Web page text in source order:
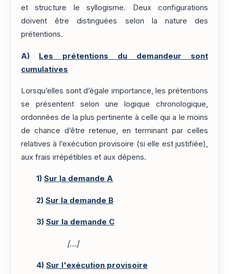
et structure le syllogisme. Deux configurations
doivent être distinguées selon la nature des
prétentions.
A) Les prétentions du demandeur sont
cumulatives
Lorsqu’elles sont d’égale importance, les prétentions
se présentent selon une logique chronologique,
ordonnées de la plus pertinente à celle qui a le moins
de chance d’être retenue, en terminant par celles
relatives à l’exécution provisoire (si elle est justifiée),
aux frais irrépétibles et aux dépens.
1) Sur la demande A
2) Sur la demande B
3) Sur la demande C
[…]
4) Sur l'exécution provisoire